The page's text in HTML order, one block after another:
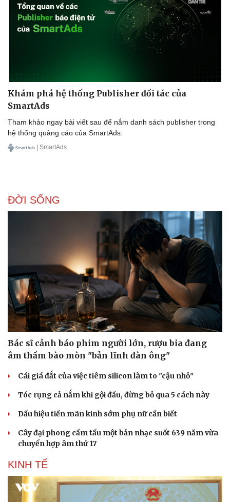
Doanh nghiệp
Thông tin doanh nghiệp
Công nghệ
Sành điệu
Tin Công nghệ
Trải nghiệm
Khám phá hệ thống Publisher đối tác của
SmartAds
Tham khảo ngay bài viết sau để nắm danh sách publisher trong
hệ thống quảng cáo của SmartAds.
| SmartAds
ĐỜI SỐNG
Bác sĩ cảnh báo phim người lớn, rượu bia đang
âm thầm bào mòn "bản lĩnh đàn ông"
Cái giá đắt của việc tiêm silicon làm to "cậu nhỏ"
Tóc rụng cả nắm khi gội đầu, đừng bỏ qua 5 cách này
Dấu hiệu tiền mãn kinh sớm phụ nữ cần biết
Cây đại phong cầm tấu một bản nhạc suốt 639 năm vừa
chuyển hợp âm thứ 17
KINH TẾ